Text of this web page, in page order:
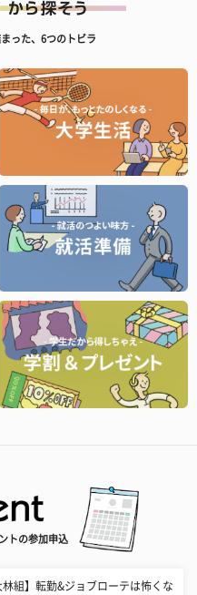
った、6つのトビラ
トの参加申込
林組】転勤&ジョブローテは怖くな